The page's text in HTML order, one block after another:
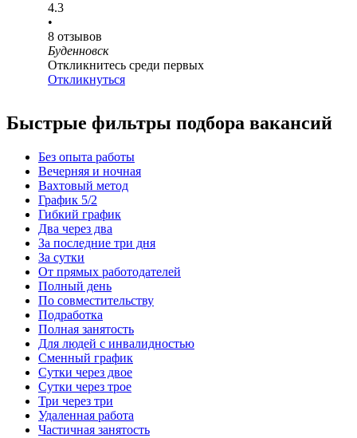
4.3
•
8 отзывов
Буденновск
Откликнитесь среди первых
Откликнуться
Быстрые фильтры подбора вакансий
Без опыта работы
Вечерняя и ночная
Вахтовый метод
График 5/2
Гибкий график
Два через два
За последние три дня
За сутки
От прямых работодателей
Полный день
По совместительству
Подработка
Полная занятость
Для людей с инвалидностью
Сменный график
Сутки через двое
Сутки через трое
Три через три
Удаленная работа
Частичная занятость